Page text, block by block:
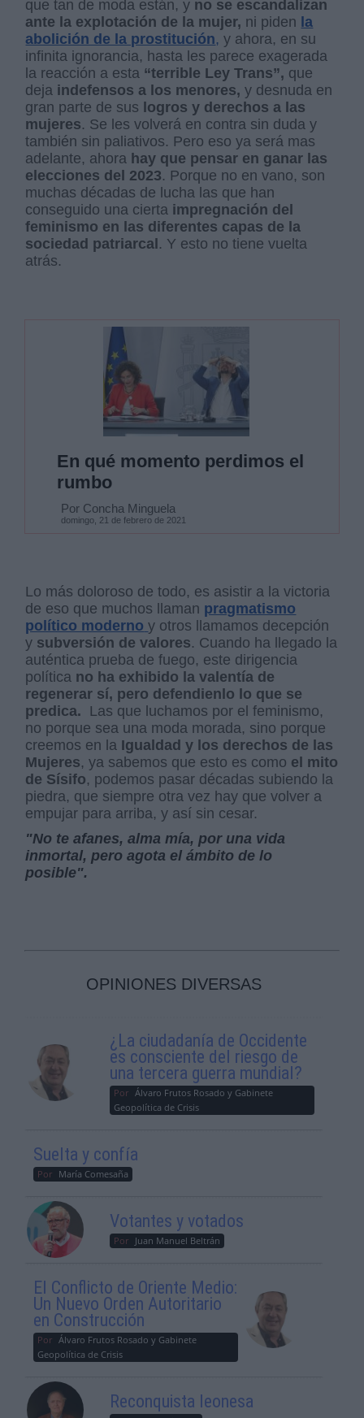
que tan de moda están, y no se escandalizan
ante la explotación de la mujer, ni piden la
abolición de la prostitución, y ahora, en su
infinita ignorancia, hasta les parece exagerada
la reacción a esta “terrible Ley Trans”, que
deja indefensos a los menores,y desnuda en
gran parte de sus logros y derechos a las
mujeres. Se les volverá en contra sin duda y
también sin paliativos. Pero eso ya será mas
adelante, ahora hay que pensar en ganar las
elecciones del 2023. Porque no en vano, son
muchas décadas de lucha las que han
conseguido una cierta impregnación del
feminismo en las diferentes capas de la
sociedad patriarcal . Y esto no tiene vuelta
atrás.
En qué momento perdimos el
rumbo
Por Concha Minguela
domingo, 21 de febrero de 2021
Lo más doloroso de todo, es asistir a la victoria
de eso que muchos llaman pragmatismo
político moderno y otros llamamos decepción
y subversión de valores. Cuando ha llegado la
auténtica prueba de fuego, este dirigencia
política no ha exhibido la valentía de
regenerar sí, pero defendienlo lo que se
predica. Las que luchamos por el feminismo,
no porque sea una moda morada, sino porque
creemos en la Igualdad y los derechos de las
Mujeres, ya sabemos que esto es como el mito
de Sísifo, podemos pasar décadas subiendo la
piedra, que siempre otra vez hay que volver a
empujar para arriba, y así sin cesar.
"No te afanes, alma mía, por una vida
inmortal, pero agota el ámbito de lo
posible".
OPINIONES DIVERSAS
¿La ciudadanía de Occidente
es consciente del riesgo de
una tercera guerra mundial?
Por Álvaro Frutos Rosado y Gabinete
Geopolítica de Crisis
Suelta y confía
Por María Comesaña
Votantes y votados
Por Juan Manuel Beltrán
El Conflicto de Oriente Medio:
Un Nuevo Orden Autoritario
en Construcción
Por Álvaro Frutos Rosado y Gabinete
Geopolítica de Crisis
Reconquista leonesa